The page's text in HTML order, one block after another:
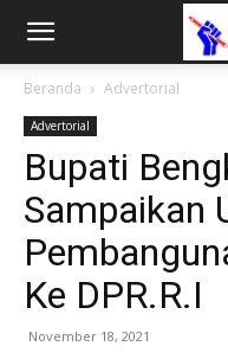
Beranda Advertorial
Advertorial
Bupati
Sampaikan
Ke DPR.R.I
November 18, 2021